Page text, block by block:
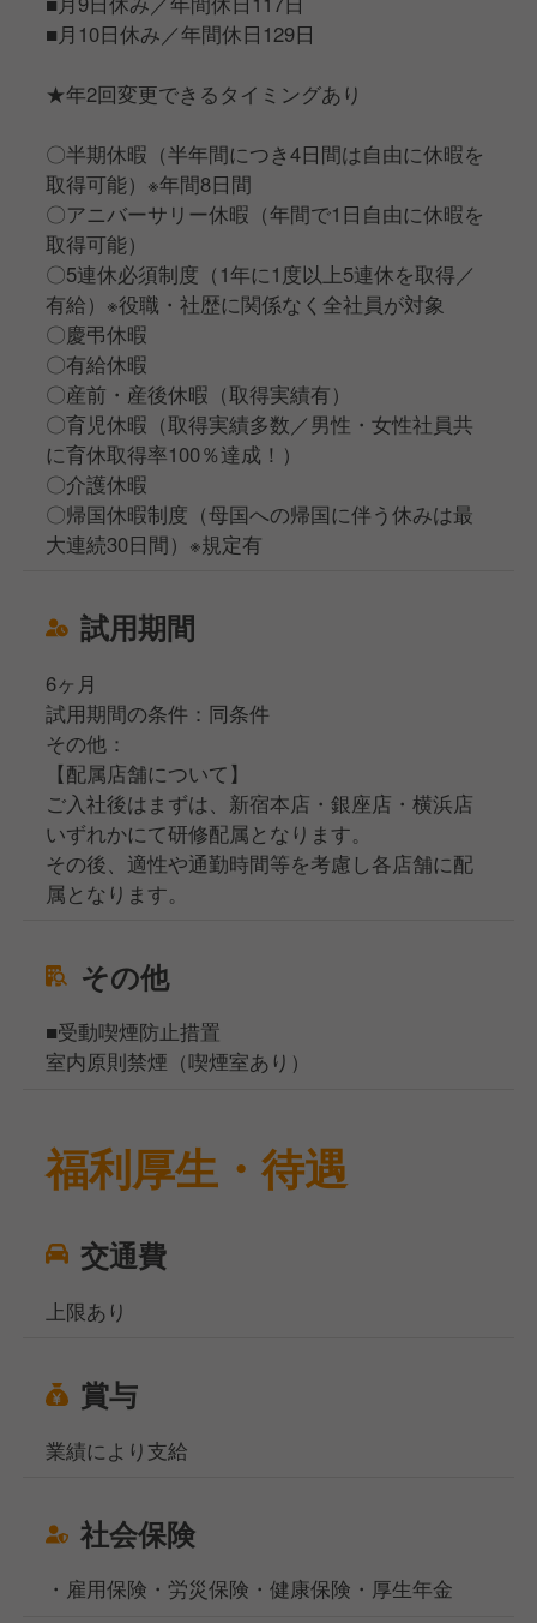
■月10日休み／年間休日129日
★年2回変更できるタイミングあり
〇半期休暇（半年間につき4日間は自由に休暇を
取得可能）※年間8日間
〇アニバーサリー休暇（年間で1日自由に休暇を
取得可能）
〇5連休必須制度（1年に1度以上5連休を取得／
有給）※役職・社歴に関係なく全社員が対象
〇慶弔休暇
〇有給休暇
〇産前・産後休暇（取得実績有）
〇育児休暇（取得実績多数／男性・女性社員共
に育休取得率100％達成！）
〇介護休暇
〇帰国休暇制度（母国への帰国に伴う休みは最
大連続30日間）※規定有
試用期間
6ヶ月
試用期間の条件：同条件
その他：
【配属店舗について】
ご入社後はまずは、新宿本店・銀座店・横浜店
いずれかにて研修配属となります。
その後、適性や通勤時間等を考慮し各店舗に配
属となります。
その他
■受動喫煙防止措置
室内原則禁煙（喫煙室あり）
福利厚生・待遇
交通費
上限あり
賞与
業績により支給
社会保険
・雇用保険・労災保険・健康保険・厚生年金